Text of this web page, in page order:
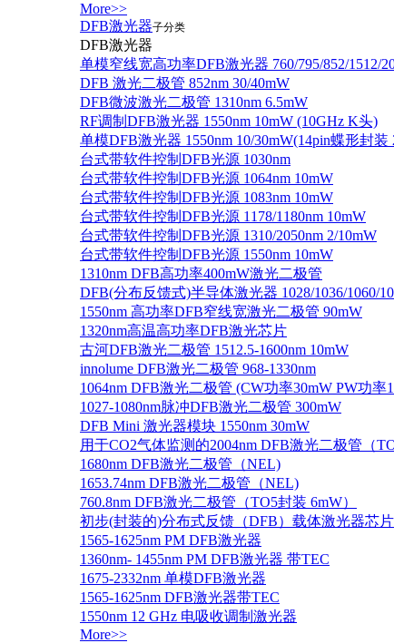
More>>
DFB激光器子分类
DFB激光器
单模窄线宽高功率DFB激光器 760/795/852/1512/
DFB 激光二极管 852nm 30/40mW
DFB微波激光二极管 1310nm 6.5mW
RF调制DFB激光器 1550nm 10mW (10GHz K头)
单模DFB激光器 1550nm 10/30mW(14pin蝶形封装
台式带软件控制DFB光源 1030nm
台式带软件控制DFB光源 1064nm 10mW
台式带软件控制DFB光源 1083nm 10mW
台式带软件控制DFB光源 1178/1180nm 10mW
台式带软件控制DFB光源 1310/2050nm 2/10mW
台式带软件控制DFB光源 1550nm 10mW
1310nm DFB高功率400mW激光二极管
DFB(分布反馈式)半导体激光器 1028/1036/1060/
1550nm 高功率DFB窄线宽激光二极管 90mW
1320nm高温高功率DFB激光芯片
古河DFB激光二极管 1512.5-1600nm 10mW
innolume DFB激光二极管 968-1330nm
1064nm DFB激光二极管 (CW功率30mW PW功率
1027-1080nm脉冲DFB激光二极管 300mW
DFB Mini 激光器模块 1550nm 30mW
用于CO2气体监测的2004nm DFB激光二极管（
1680nm DFB激光二极管（NEL)
1653.74nm DFB激光二极管（NEL)
760.8nm DFB激光二极管（TO5封装 6mW）
初步(封装的)分布式反馈（DFB）载体激光器芯片
1565-1625nm PM DFB激光器
1360nm- 1455nm PM DFB激光器 带TEC
1675-2332nm 单模DFB激光器
1565-1625nm DFB激光器带TEC
1550nm 12 GHz 电吸收调制激光器
More>>